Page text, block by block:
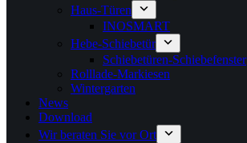
Haus-Türen
INOSMART
Hebe-Schiebetür
Schiebetüren-Schiebefenster
Rolllade-Markiesen
Wintergarten
News
Download
Wir beraten Sie vor Ort